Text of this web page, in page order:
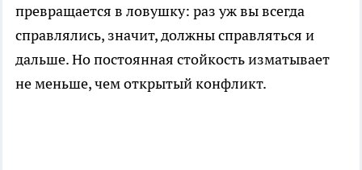
превращается в ловушку: раз уж вы всегда
справлялись, значит, должны справляться и
дальше. Но постоянная стойкость изматывает
не меньше, чем открытый конфликт.